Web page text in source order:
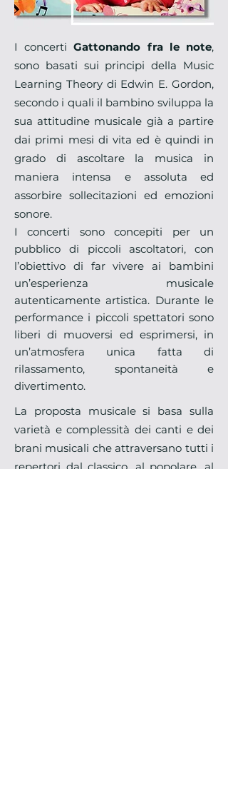
I concertiGattonando fra le note,
sono basati sui principi della Music
Learning Theory di Edwin E. Gordon,
secondo i quali il bambino sviluppa la
sua attitudine musicale già a partire
dai primi mesi di vita ed è quindi in
grado di ascoltare la musica in
maniera intensa e assoluta ed
assorbire sollecitazioni ed emozioni
sonore.
I concerti sono concepiti per un
pubblico di piccoli ascoltatori, con
l’obiettivo di far vivere ai bambini
un’esperienza musicale
autenticamente artistica. Durante le
performance i piccoli spettatori sono
liberi di muoversi ed esprimersi, in
un’atmosfera unica fatta di
rilassamento, spontaneità e
divertimento.
La proposta musicale si basa sulla
varietà e complessità dei canti e dei
brani musicali che attraversano tutti i
repertori dal classico, al popolare, al